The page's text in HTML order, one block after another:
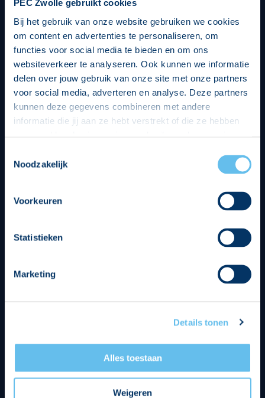
PEC Zwolle gebruikt cookies
Bij het gebruik van onze website gebruiken we cookies
om content en advertenties te personaliseren, om
functies voor social media te bieden en om ons
websiteverkeer te analyseren. Ook kunnen we informatie
delen over jouw gebruik van onze site met onze partners
voor social media, adverteren en analyse. Deze partners
kunnen deze gegevens combineren met andere
informatie die jij aan ze hebt verstrekt of die ze hebben
op een veilige en integere wijze. Je kunt je toestemming
beheren op de privacy- en cookieverklaring pagina.
Noodzakelijk
Voorkeuren
Statistieken
Marketing
Details tonen
Alles toestaan
Weigeren